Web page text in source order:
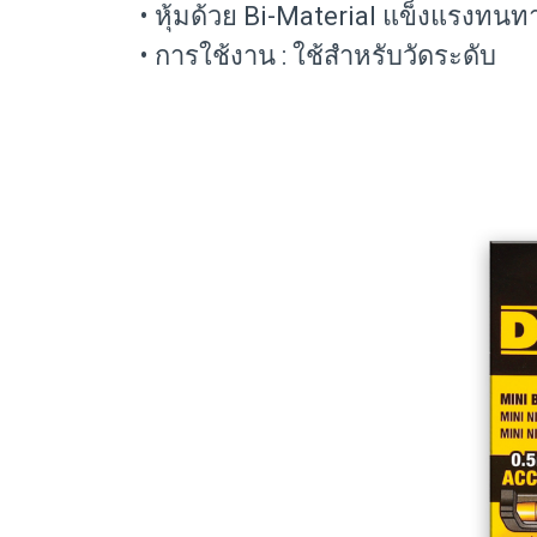
• หุ้มด้วย Bi-Material แข็งแรงทนท
• การใช้งาน : ใช้สำหรับวัดระดับ